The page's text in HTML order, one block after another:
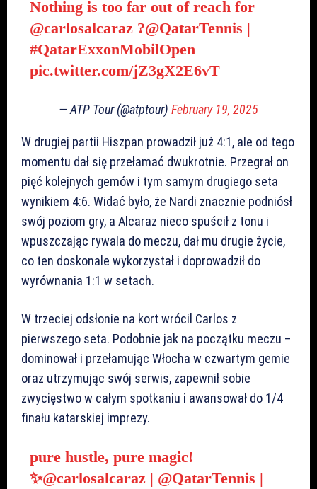
Nothing is too far out of reach for
@carlosalcaraz?@QatarTennis |
#QatarExxonMobilOpen
pic.twitter.com/jZ3gX2E6vT
— ATP Tour (@atptour) February 19, 2025
W drugiej partii Hiszpan prowadził już 4:1, ale od tego
momentu dał się przełamać dwukrotnie. Przegrał on
pięć kolejnych gemów i tym samym drugiego seta
wynikiem 4:6. Widać było, że Nardi znacznie podniósł
swój poziom gry, a Alcaraz nieco spuścił z tonu i
wpuszczając rywala do meczu, dał mu drugie życie,
co ten doskonale wykorzystał i doprowadził do
wyrównania 1:1 w setach.
W trzeciej odsłonie na kort wrócił Carlos z
pierwszego seta. Podobnie jak na początku meczu –
dominował i przełamując Włocha w czwartym gemie
oraz utrzymując swój serwis, zapewnił sobie
zwycięstwo w całym spotkaniu i awansował do 1/4
finału katarskiej imprezy.
pure hustle, pure magic!
✨@carlosalcaraz| @QatarTennis |